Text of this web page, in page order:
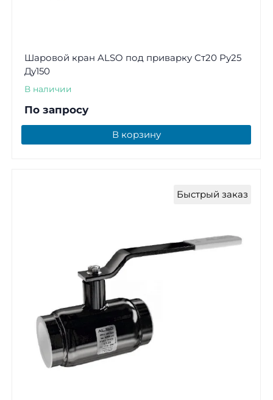
Шаровой кран ALSO под приварку Ст20 Ру25
Ду150
В наличии
По запросу
В корзину
Быстрый заказ